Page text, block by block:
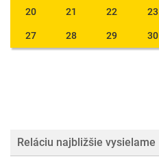
20 21 22 23
27 28 29 30
Reláciu najbližšie vysielame